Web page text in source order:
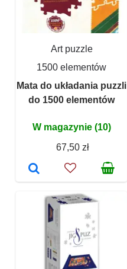
Art puzzle
1500 elementów
Mata do układania puzzli
do 1500 elementów
W magazynie (10)
67,50 zł